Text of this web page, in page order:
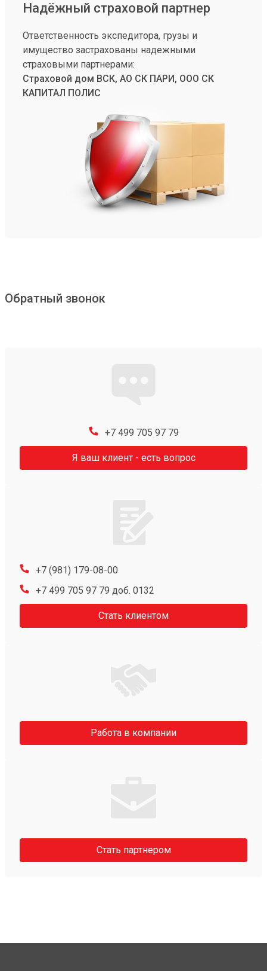
Надёжный страховой партнер
Ответственность экспедитора, грузы и
имущество застрахованы надежными
страховыми партнерами:
Страховой дом ВСК, АО СК ПАРИ, ООО СК
КАПИТАЛ ПОЛИС
Обратный звонок
+7 499 705 97 79
Я ваш клиент - есть вопрос
+7 (981) 179-08-00
+7 499 705 97 79 доб. 0132
Стать клиентом
Работа в компании
Стать партнером